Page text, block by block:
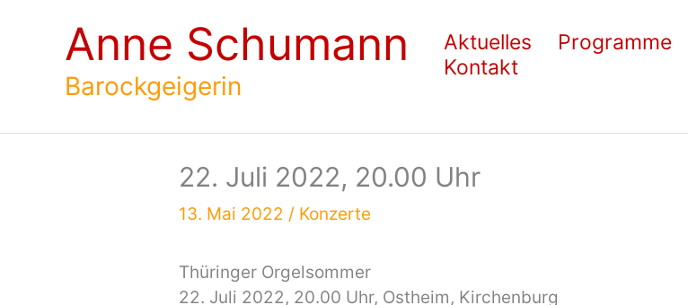
springenAnne Schumann
Barockgeigerin
Aktuelles Programme
Kontakt
22. Juli 2022, 20.00 Uhr
13. Mai 2022 / Konzerte
Thüringer Orgelsommer
22. Juli 2022, 20.00 Uhr, Ostheim, Kirchenburg